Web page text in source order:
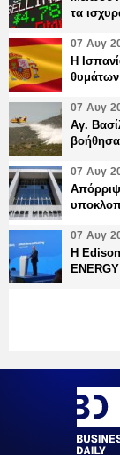
τα
07 Αυγ
Η
07 Αυγ
Αγ.
07 Αυγ
07 Αυγ
Η